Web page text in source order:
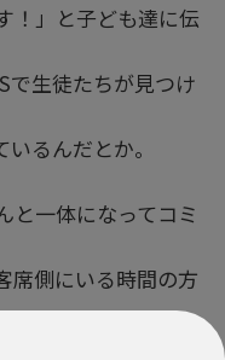
！」と子ども達に伝
で生徒たちが見つけ
るんだとか。
と一体になってコミ
席側にいる時間の方